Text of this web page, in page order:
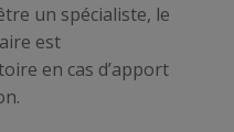
un spécialiste, le
est
en cas d’apport